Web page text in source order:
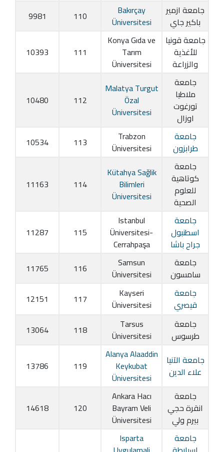
جامعة ازمير
باكير جاي
Bakırçay
Üniversitesi
110
9981
جامعة قونيا
للأغذية
والزراعة
Konya Gıda ve
Tarım
Üniversitesi
111
10393
جامعة
ملاطيا
تورغوت
اوزال
Malatya Turgut
Özal
Üniversitesi
112
10480
جامعة
طرابزون
Trabzon
Üniversitesi
113
10534
جامعة
كوتاهية
للعلوم
الصحية
Kütahya Sağlik
Bilimleri
Üniversitesi
114
11163
جامعة
اسطنبول
جراح باشا
Istanbul
Üniversitesi-
Cerrahpaşa
115
11287
جامعة
سامسون
Samsun
Üniversitesi
116
11765
جامعة
قيصري
Kayseri
Üniversitesi
117
12151
جامعة
طرسوس
Tarsus
Üniversitesi
118
13064
جامعة الآنيا
علاء الدين
Alanya Alaaddin
Keykubat
Üniversitesi
119
13786
جامعة
انقرة حجي
بيرم ولي
Ankara Hacı
Bayram Veli
Üniversitesi
120
14618
جامعة
Isparta